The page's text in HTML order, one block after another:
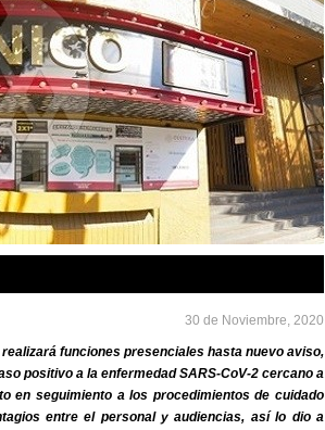
30 de Noviembre, 2020
funciones presenciales hasta nuevo aviso,
positivo a la enfermedad SARS-CoV-2 cercano a
en seguimiento a los procedimientos de cuidado
entre el personal y audiencias, así lo dio a